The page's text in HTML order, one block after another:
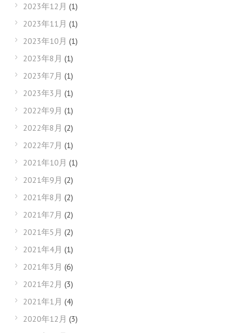
2023年12月 (1)
2023年11月 (1)
2023年10月 (1)
2023年8月 (1)
2023年7月 (1)
2023年3月 (1)
2022年9月 (1)
2022年8月 (2)
2022年7月 (1)
2021年10月 (1)
2021年9月 (2)
2021年8月 (2)
2021年7月 (2)
2021年5月 (2)
2021年4月 (1)
2021年3月 (6)
2021年2月 (3)
2021年1月 (4)
2020年12月 (3)